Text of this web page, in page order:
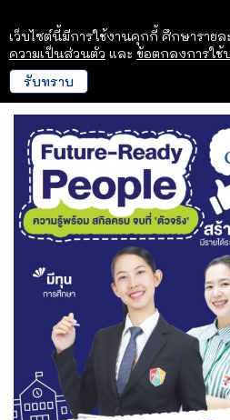
เว็บไซต์นี้มีการใช้งานคุกกี้ ศึกษารายล
ความเป็นส่วนตัว และ ข้อตกลงการใช้
รับทราบ